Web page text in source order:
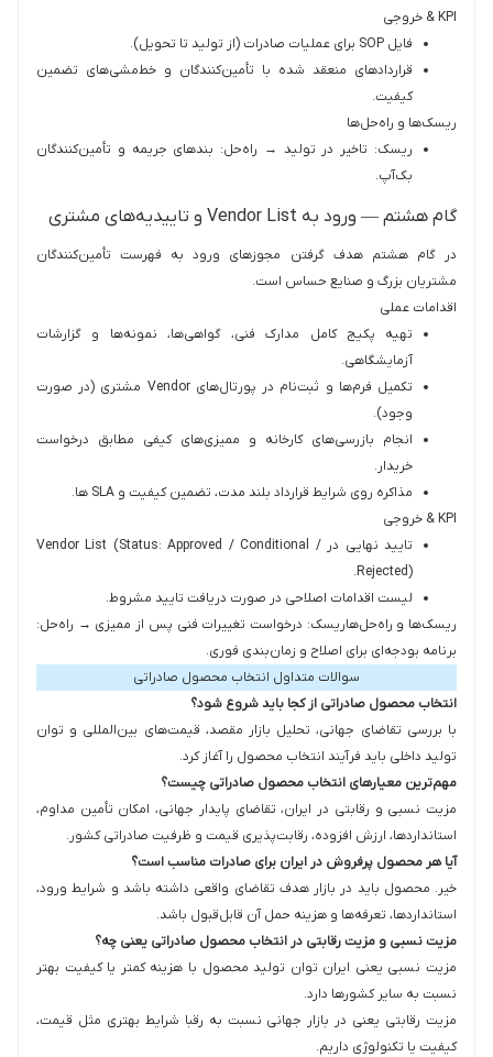
KPI & خروجی‌
فایل SOP برای عملیات صادرات (از تولید تا تحویل).
قراردادهای منعقد شده با تأمین‌کنندگان و خط‌مشی‌های تضمین
کیفیت.
ریسک‌ها و راه‌حل‌ها
ریسک: تاخیر در تولید → راه‌حل: بندهای جریمه و تأمین‌کنندگان
بک‌آپ.
گام هشتم — ورود به Vendor List و تاییدیه‌های مشتری
در گام هشتم هدف گرفتن مجوزهای ورود به فهرست تأمین‌کنندگان
مشتریان بزرگ و صنایع حساس است.
اقدامات عملی
تهیه پکیج کامل مدارک فنی، گواهی‌ها، نمونه‌ها و گزارشات
آزمایشگاهی.
تکمیل فرم‌ها و ثبت‌نام در پورتال‌های Vendor مشتری (در صورت
وجود).
انجام بازرسی‌های کارخانه و ممیزی‌های کیفی مطابق درخواست
خریدار.
مذاکره روی شرایط قرارداد بلند مدت، تضمین کیفیت و SLA ها.
KPI & خروجی‌
تایید نهایی در Vendor List (Status: Approved / Conditional /
Rejected).
لیست اقدامات اصلاحی در صورت دریافت تایید مشروط.
ریسک‌ها و راه‌حل‌هاریسک: درخواست تغییرات فنی پس از ممیزی → راه‌حل:
برنامه بودجه‌ای برای اصلاح و زمان‌بندی فوری.
سوالات متداول انتخاب محصول صادراتی
انتخاب محصول صادراتی از کجا باید شروع شود؟
با بررسی تقاضای جهانی، تحلیل بازار مقصد، قیمت‌های بین‌المللی و توان
تولید داخلی باید فرآیند انتخاب محصول را آغاز کرد.
مهم‌ترین معیارهای انتخاب محصول صادراتی چیست؟
مزیت نسبی و رقابتی در ایران، تقاضای پایدار جهانی، امکان تأمین مداوم،
استانداردها، ارزش افزوده، رقابت‌پذیری قیمت و ظرفیت صادراتی کشور.
آیا هر محصول پرفروش در ایران برای صادرات مناسب است؟
خیر. محصول باید در بازار هدف تقاضای واقعی داشته باشد و شرایط ورود،
استانداردها، تعرفه‌ها و هزینه حمل آن قابل‌قبول باشد.
مزیت نسبی و مزیت رقابتی در انتخاب محصول صادراتی یعنی چه؟
مزیت نسبی یعنی ایران توان تولید محصول با هزینه کمتر یا کیفیت بهتر
نسبت به سایر کشورها دارد.
مزیت رقابتی یعنی در بازار جهانی نسبت به رقبا شرایط بهتری مثل قیمت،
کیفیت یا تکنولوژی داریم.